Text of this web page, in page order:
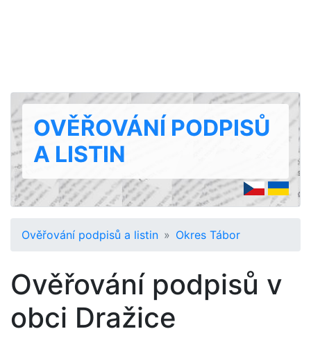
OVĚŘOVÁNÍ PODPISŮ
A LISTIN
Ověřování podpisů a listin Okres Tábor
Ověřování podpisů v
obci Dražice